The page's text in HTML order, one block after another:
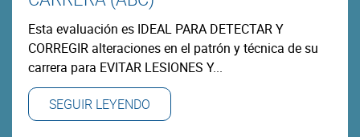
Esta evaluación es IDEAL PARA DETECTAR Y
CORREGIR alteraciones en el patrón y técnica de su
carrera para EVITAR LESIONES Y...
SEGUIR LEYENDO